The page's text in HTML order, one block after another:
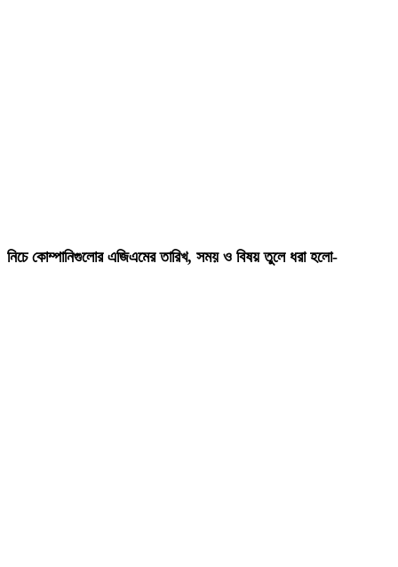
নিচে কোম্পানিগুলোর এজিএমের তারিখ, সময় ও বিষয় তুলে ধরা হলো-